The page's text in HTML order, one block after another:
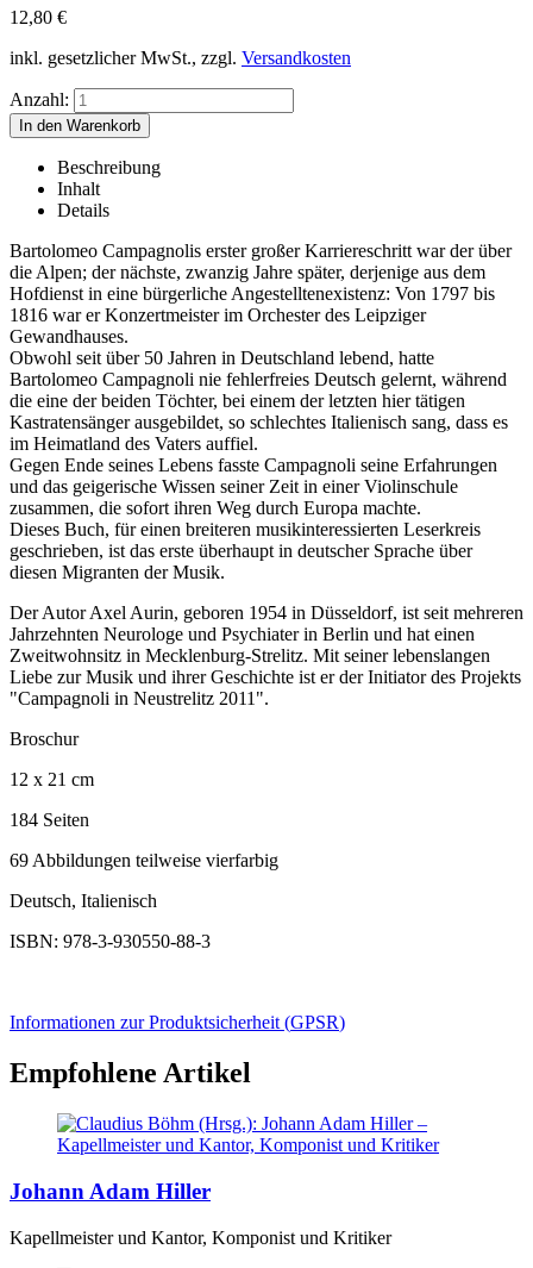
12,80 €
inkl. gesetzlicher MwSt., zzgl. Versandkosten
Anzahl:
Beschreibung
Inhalt
Details
Bartolomeo Campagnolis erster großer Karriereschritt war der über
die Alpen; der nächste, zwanzig Jahre später, derjenige aus dem
Hofdienst in eine bürgerliche Angestelltenexistenz: Von 1797 bis
1816 war er Konzertmeister im Orchester des Leipziger
Gewandhauses.
Obwohl seit über 50 Jahren in Deutschland lebend, hatte
Bartolomeo Campagnoli nie fehlerfreies Deutsch gelernt, während
die eine der beiden Töchter, bei einem der letzten hier tätigen
Kastratensänger ausgebildet, so schlechtes Italienisch sang, dass es
im Heimatland des Vaters auffiel.
Gegen Ende seines Lebens fasste Campagnoli seine Erfahrungen
und das geigerische Wissen seiner Zeit in einer Violinschule
zusammen, die sofort ihren Weg durch Europa machte.
Dieses Buch, für einen breiteren musikinteressierten Leserkreis
geschrieben, ist das erste überhaupt in deutscher Sprache über
diesen Migranten der Musik.
Der Autor Axel Aurin, geboren 1954 in Düsseldorf, ist seit mehreren
Jahrzehnten Neurologe und Psychiater in Berlin und hat einen
Zweitwohnsitz in Mecklenburg-Strelitz. Mit seiner lebenslangen
Liebe zur Musik und ihrer Geschichte ist er der Initiator des Projekts
"Campagnoli in Neustrelitz 2011".
Broschur
12 x 21 cm
184 Seiten
69 Abbildungen teilweise vierfarbig
Deutsch, Italienisch
ISBN: 978-3-930550-88-3
Informationen zur Produktsicherheit (GPSR)
Empfohlene Artikel
Johann Adam Hiller
Kapellmeister und Kantor, Komponist und Kritiker